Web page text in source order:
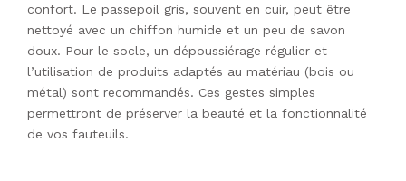
confort. Le passepoil gris, souvent en cuir, peut être
nettoyé avec un chiffon humide et un peu de savon
doux. Pour le socle, un dépoussiérage régulier et
l’utilisation de produits adaptés au matériau (bois ou
métal) sont recommandés. Ces gestes simples
permettront de préserver la beauté et la fonctionnalité
de vos fauteuils.